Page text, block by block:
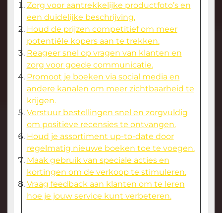
Zorg voor aantrekkelijke productfoto’s en
een duidelijke beschrijving.
Houd de prijzen competitief om meer
potentiële kopers aan te trekken.
Reageer snel op vragen van klanten en
zorg voor goede communicatie.
Promoot je boeken via social media en
andere kanalen om meer zichtbaarheid te
krijgen.
Verstuur bestellingen snel en zorgvuldig
om positieve recensies te ontvangen.
Houd je assortiment up-to-date door
regelmatig nieuwe boeken toe te voegen.
Maak gebruik van speciale acties en
kortingen om de verkoop te stimuleren.
Vraag feedback aan klanten om te leren
hoe je jouw service kunt verbeteren.